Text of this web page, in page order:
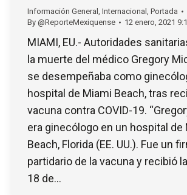
Información General , Internacional , Portada
By @ReporteMexiquense 12 enero, 2021
MIAMI, EU.- Autoridades
la muerte del médico Gregory
se desempeñaba como
hospital de Miami Beach, tras
vacuna contra COVID-19.
era ginecólogo en un hospital de
Beach, Florida (EE. UU.). Fue un
partidario de la vacuna y recibió
18 de…